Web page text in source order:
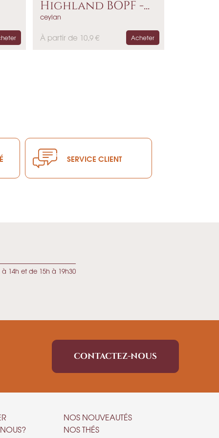
Highland BOPF -...
ceylan
P
À partir de 10,9 € Acheter
SERVICE CLIENT
14h et de 15h à 19h30
CONTACTEZ-NOUS
NOS NOUVEAUTÉS
NOS THÉS